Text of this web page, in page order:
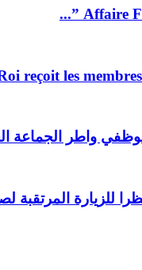
reçoit les membres
واطر الجماعة
للزيارة المرتقبة